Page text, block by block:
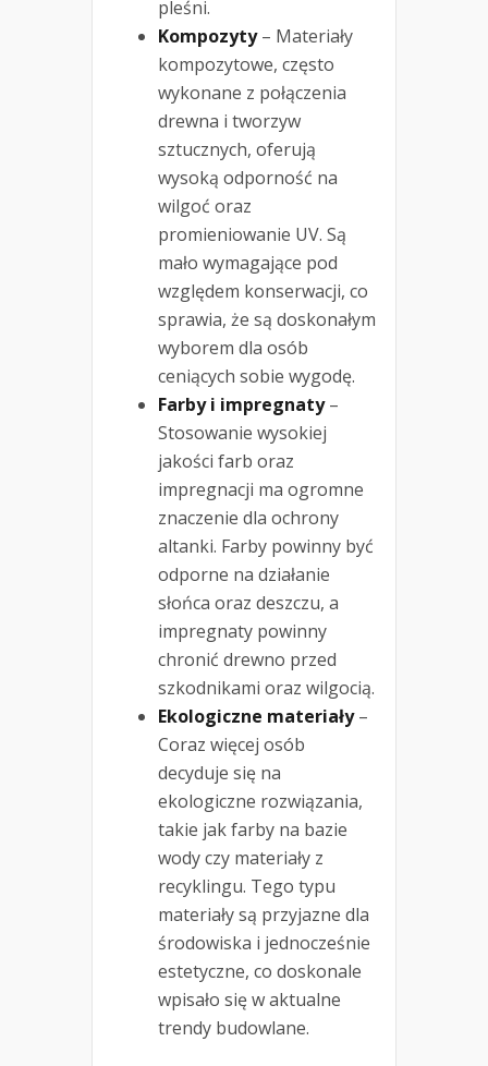
pleśni.
Kompozyty– Materiały
kompozytowe, często
wykonane z połączenia
drewna i tworzyw
sztucznych, oferują
wysoką odporność na
wilgoć oraz
promieniowanie UV. Są
mało wymagające pod
względem konserwacji, co
sprawia, że są doskonałym
wyborem dla osób
ceniących sobie wygodę.
Farby i impregnaty–
Stosowanie wysokiej
jakości farb oraz
impregnacji ma ogromne
znaczenie dla ochrony
altanki. Farby powinny być
odporne na działanie
słońca oraz deszczu, a
impregnaty powinny
chronić drewno przed
szkodnikami oraz wilgocią.
Ekologiczne materiały–
Coraz więcej osób
decyduje się na
ekologiczne rozwiązania,
takie jak farby na bazie
wody czy materiały z
recyklingu. Tego typu
materiały są przyjazne dla
środowiska i jednocześnie
estetyczne, co doskonale
wpisało się w aktualne
trendy budowlane.